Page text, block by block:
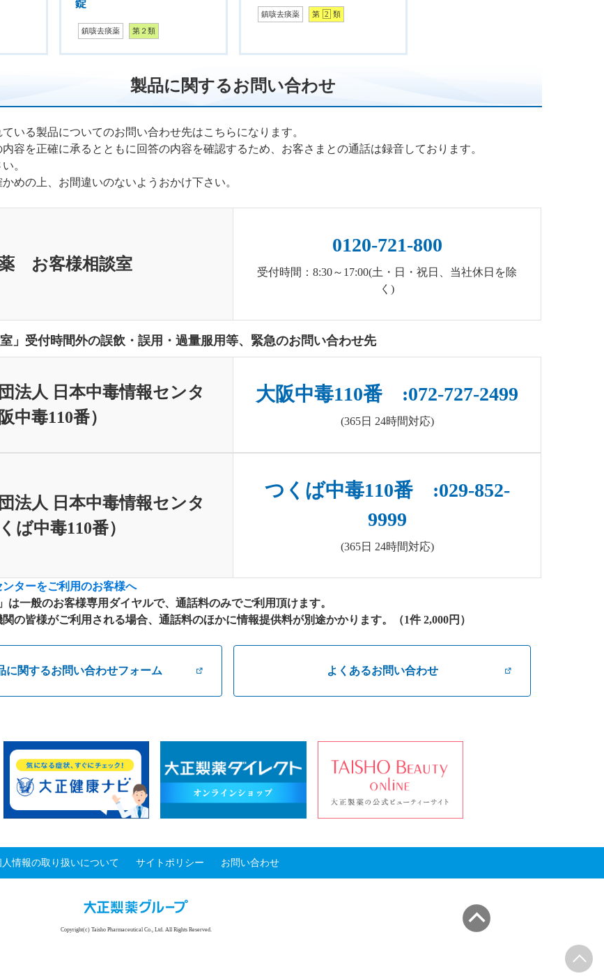
錠
鎮咳去痰薬 第２類
鎮咳去痰薬 第 2 類
製品に関するお問い合わせ
いる製品についてのお問い合わせ先はこちらになります。
容を正確に承るとともに回答の内容を確認するため、お客さまとの通話は録音しております。
。
めの上、お間違いのないようおかけ下さい。
お客様相談室
0120-721-800
受付時間：8:30～17:00(土・日・祝日、当社休日を除
く)
室」受付時間外の誤飲・誤用・過量服用等、緊急のお問い合わせ先
法人 日本中毒情報センタ
中毒110番）
大阪中毒110番 :072-727-2499
(365日 24時間対応)
法人 日本中毒情報センタ
ば中毒110番）
つくば中毒110番 :029-852-
9999
(365日 24時間対応)
ンターをご利用のお客様へ
は一般のお客様専用ダイヤルで、通話料のみでご利用頂けます。
の皆様がご利用される場合、通話料のほかに情報提供料が別途かかります。（1件 2,000円）
に関するお問い合わせフォーム よくあるお問い合わせ
人情報の取り扱いについて サイトポリシー お問い合わせ
Copyright(c) Taisho Pharmaceutical Co., Ltd. All Rights Reserved.